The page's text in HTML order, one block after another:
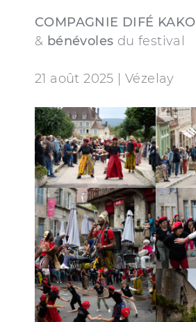
COMPAGNIE DIFÉ KAKO
& bénévoles du festival
21 août 2025 | Vézelay